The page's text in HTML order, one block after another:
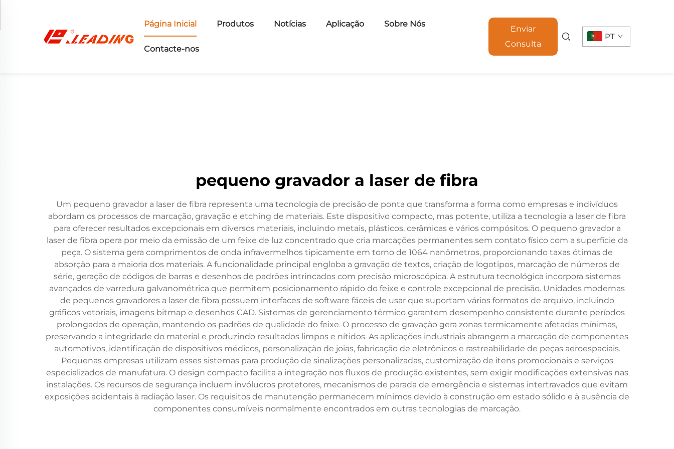
Página Inicial Produtos Notícias Aplicação Sobre Nós
Contacte-nos
Enviar
Consulta
PT
pequeno gravador a laser de fibra
Um pequeno gravador a laser de fibra representa uma tecnologia de precisão de ponta que transforma a forma como empresas e indivíduos
abordam os processos de marcação, gravação e etching de materiais. Este dispositivo compacto, mas potente, utiliza a tecnologia a laser de fibra
para oferecer resultados excepcionais em diversos materiais, incluindo metais, plásticos, cerâmicas e vários compósitos. O pequeno gravador a
laser de fibra opera por meio da emissão de um feixe de luz concentrado que cria marcações permanentes sem contato físico com a superfície da
peça. O sistema gera comprimentos de onda infravermelhos tipicamente em torno de 1064 nanômetros, proporcionando taxas ótimas de
absorção para a maioria dos materiais. A funcionalidade principal engloba a gravação de textos, criação de logotipos, marcação de números de
série, geração de códigos de barras e desenhos de padrões intrincados com precisão microscópica. A estrutura tecnológica incorpora sistemas
avançados de varredura galvanométrica que permitem posicionamento rápido do feixe e controle excepcional de precisão. Unidades modernas
de pequenos gravadores a laser de fibra possuem interfaces de software fáceis de usar que suportam vários formatos de arquivo, incluindo
gráficos vetoriais, imagens bitmap e desenhos CAD. Sistemas de gerenciamento térmico garantem desempenho consistente durante períodos
prolongados de operação, mantendo os padrões de qualidade do feixe. O processo de gravação gera zonas termicamente afetadas mínimas,
preservando a integridade do material e produzindo resultados limpos e nítidos. As aplicações industriais abrangem a marcação de componentes
automotivos, identificação de dispositivos médicos, personalização de joias, fabricação de eletrônicos e rastreabilidade de peças aeroespaciais.
Pequenas empresas utilizam esses sistemas para produção de sinalizações personalizadas, customização de itens promocionais e serviços
especializados de manufatura. O design compacto facilita a integração nos fluxos de produção existentes, sem exigir modificações extensivas nas
instalações. Os recursos de segurança incluem invólucros protetores, mecanismos de parada de emergência e sistemas intertravados que evitam
exposições acidentais à radiação laser. Os requisitos de manutenção permanecem mínimos devido à construção em estado sólido e à ausência de
componentes consumíveis normalmente encontrados em outras tecnologias de marcação.